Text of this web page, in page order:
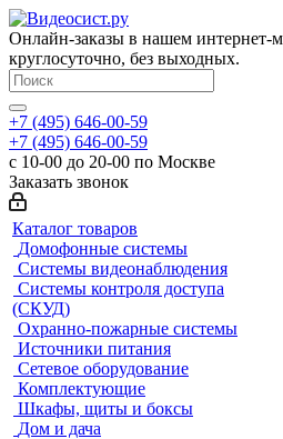
Онлайн-заказы в нашем интернет-
круглосуточно, без выходных.
+7 (495) 646-00-59
+7 (495) 646-00-59
с 10-00 до 20-00 по Москве
Заказать звонок
Каталог товаров
Домофонные системы
Системы видеонаблюдения
Системы контроля доступа
(СКУД)
Охранно-пожарные системы
Источники питания
Сетевое оборудование
Комплектующие
Шкафы, щиты и боксы
Дом и дача